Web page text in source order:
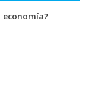
economía?